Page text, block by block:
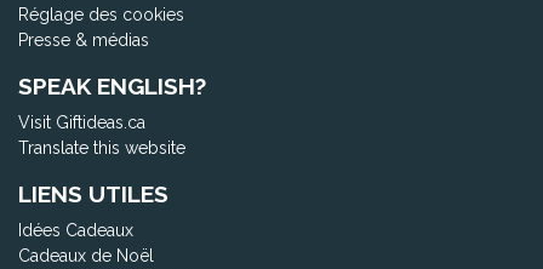
Réglage des cookies
Presse & médias
SPEAK ENGLISH?
Visit Giftideas.ca
Translate this website
LIENS UTILES
Idées Cadeaux
Cadeaux de Noël